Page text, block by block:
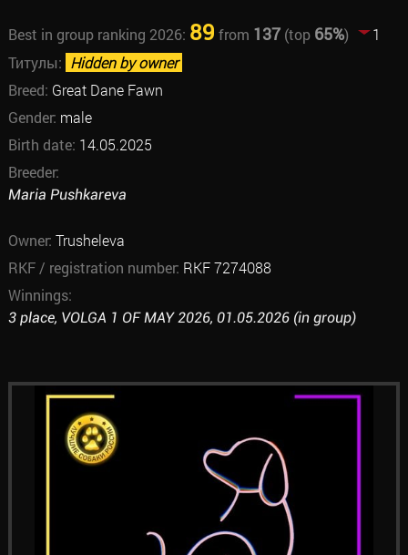
Best in group ranking 2026: 89 from 137(top 65%)
1
Титулы: Hidden by owner
Breed: Great Dane Fawn
Gender: male
Birth date: 14.05.2025
Breeder:
Maria Pushkareva
Owner: Trusheleva
RKF / registration number: RKF 7274088
Winnings:
3 place, VOLGA 1 OF MAY 2026, 01.05.2026 (in group)